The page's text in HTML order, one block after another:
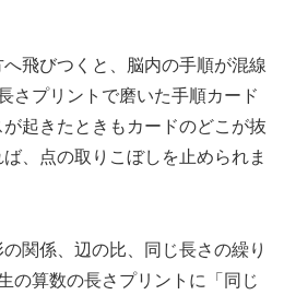
飛びつくと、脳内の手順が混線
さプリントで磨いた手順カード
起きたときもカードのどこが抜
、点の取りこぼしを止められま
関係、辺の比、同じ長さの繰り
の算数の長さプリントに「同じ